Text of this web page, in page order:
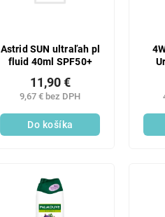
Astrid SUN ultraľah pl
fluid 40ml SPF50+
9,67 € bez DPH
11,90 €
Do košíka